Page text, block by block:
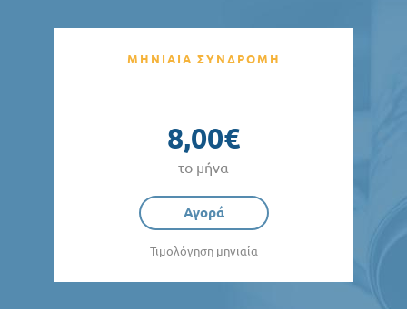
ΜΗΝΙΑΙΑ ΣΥΝΔΡΟΜΗ
8,00€
το μήνα
Αγορά
Τιμολόγηση μηνιαία